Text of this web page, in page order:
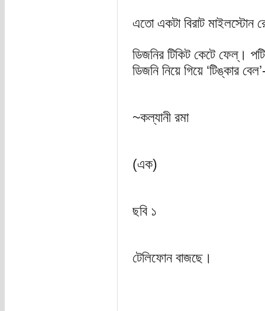
এতো একটা বিরাট মাইলস্টোন
ডিজনির টিকিট কেটে ফেল্।
ডিজনি নিয়ে গিয়ে ‘টিঙ্কার
~কল্যানী রমা
(এক)
ছবি ১
টেলিফোন বাজছে।